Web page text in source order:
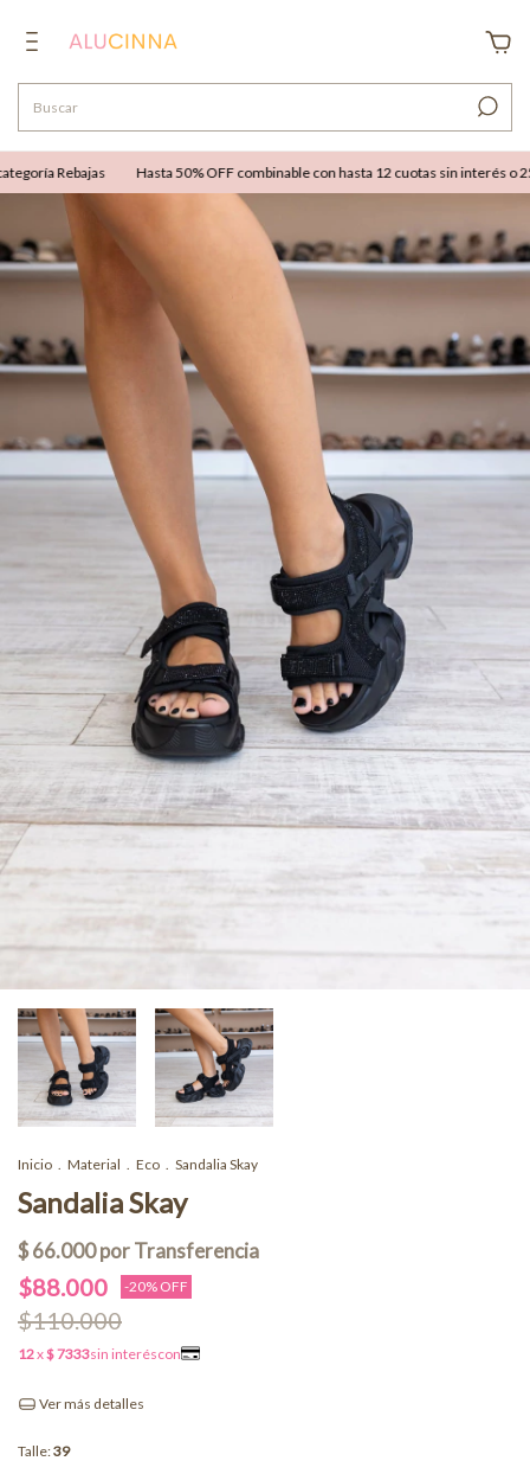
Rebajas Hasta 50% OFF combinable con hasta 12 cuotas sin interés o
Inicio . Material . Eco . Sandalia Skay
Sandalia Skay
$88.000 -20% OFF
$110.000
Ver más detalles
Talle:39